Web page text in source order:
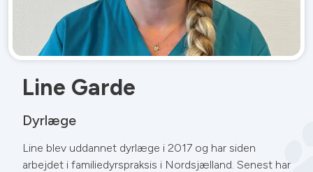
Line Garde
Dyrlæge
Line blev uddannet dyrlæge i 2017 og har siden
arbejdet i familiedyrspraksis i Nordsjælland. Senest har